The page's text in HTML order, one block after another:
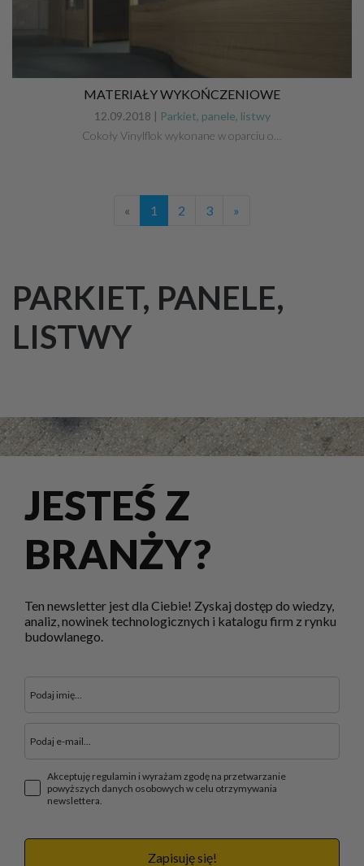
MATERIAŁY WYKOŃCZENIOWE
12.09.2018 | Parkiet, panele, listwy
Cokoły Vinylflok wykonane w oparciu o…
« 1 2 3 »
PARKIET, PANELE,
LISTWY
JESTEŚ Z
BRANŻY?
Ten newsletter jest dla Ciebie! Zyskaj dostęp do wiedzy,
analiz, nowinek technologicznych i katalogu firm z rynku
budowlanego.
Akceptuję regulamin i wyrażam zgodę na przetwarzanie
powyższych danych osobowych w celu otrzymywania
newslettera.
Zapisuję się!